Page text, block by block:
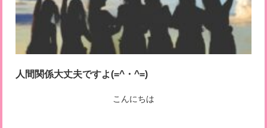
人間関係大丈夫ですよ(=^・^=)
こんにちは